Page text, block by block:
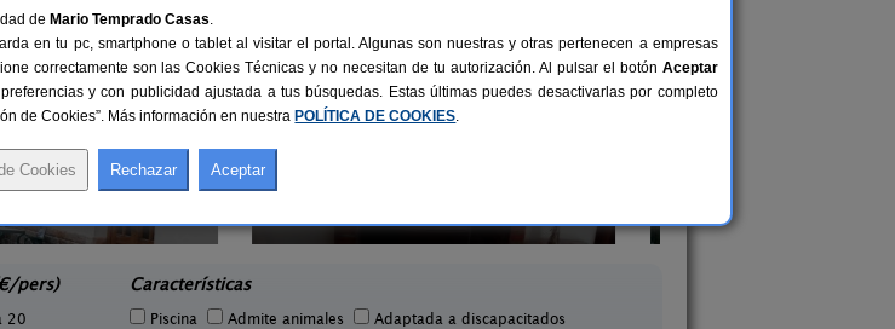
Los Cerezos
pers)
20
Características
Piscina Admite animales
Adaptada a discapacitados
de Mario Temprado Casas.
en tu pc, smartphone o tablet al visitar el portal. Algunas son nuestras y otras pertenecen a empresas
correctamente son las Cookies Técnicas y no necesitan de tu autorización. Al pulsar el botón Aceptar
y con publicidad ajustada a tus búsquedas. Estas últimas puedes desactivarlas por completo
de Cookies”. Más información en nuestra POLÍTICA DE COOKIES.